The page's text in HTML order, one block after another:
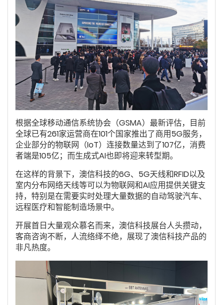
根据全球移动通信系统协会（GSMA）最新评估，目前
全球已有261家运营商在101个国家推出了商用5G服务，
企业部分的物联网（IoT）连接数量达到了107亿，消费
者端是105亿；而生成式AI也即将迎来转型期。
在这样的背景下，澳信科技的6G、5G天线和RFID以及
室内分布网络天线等可以为物联网和AI应用提供关键支
持，特别是在需要实时处理大量数据的自动驾驶汽车、
远程医疗和智能制造场景中。
开展首日大量观众慕名而来，澳信科技展台人头攒动，
客商咨询不断，人流络绎不绝，展现了澳信科技产品的
非凡热度。